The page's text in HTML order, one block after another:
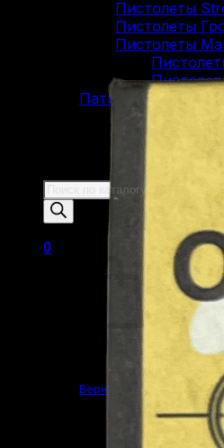
Пистолеты
Пистолеты
Пистолеты
Патроны
Патроны для
оружия
Патроны для
Патроны для
Поиск
товаров
0
Корзина пуста.
Вернуться в магазин